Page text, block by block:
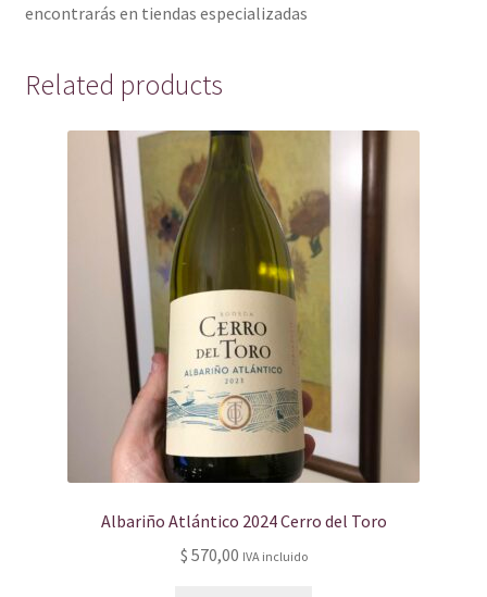
encontrarás en tiendas especializadas
Related products
Albariño Atlántico 2024 Cerro del Toro
$ 570,00 IVA incluido